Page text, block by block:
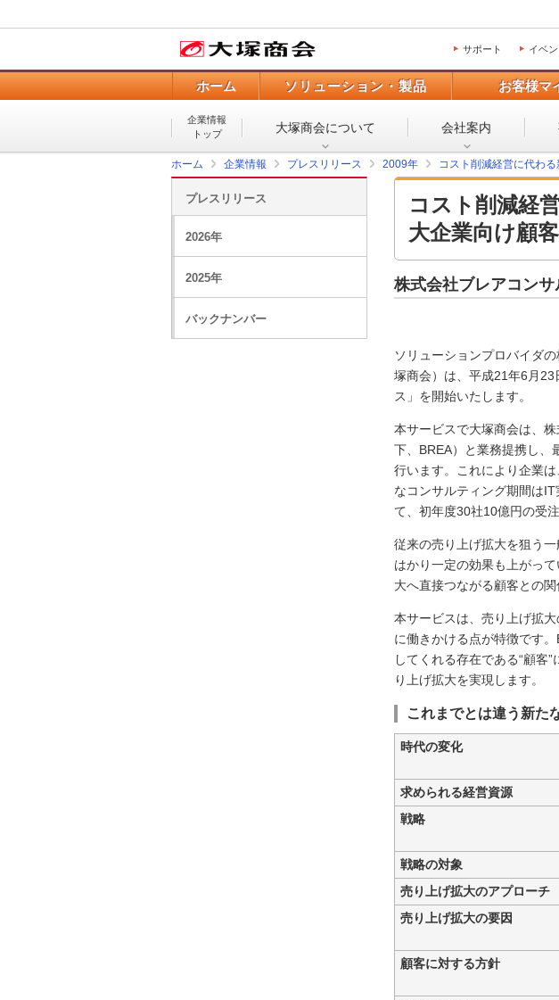
サポート イベ
ホーム ソリューション・製品 お客様マ
企業情報
トップ
大塚商会について 会社案内
ホーム 企業情報 プレスリリース 2009年 コスト削減経営に代わ
コスト削減経
大企業向け顧
株式会社ブレアコン
ソリューションプロバイダ
塚商会）は、平成21年6月
ス」を開始いたします。
本サービスで大塚商会は、
下、BREA）と業務提携し、
行います。これにより企業
なコンサルティング期間は
て、初年度30社10億円の受
従来の売り上げ拡大を狙う
はかり一定の効果も上がっ
大へ直接つながる顧客との
本サービスは、売り上げ拡
に働きかける点が特徴です
してくれる存在である“顧客
り上げ拡大を実現します。
これまでとは違う新た
時代の変化
求められる経営資源
戦略
戦略の対象
売り上げ拡大のアプローチ
売り上げ拡大の要因
顧客に対する方針
プレスリリース
2026年
2025年
バックナンバー